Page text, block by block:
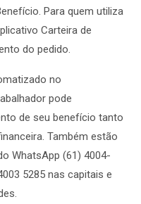
Para quem utiliza
Carteira de
do pedido.
no
pode
de seu benefício tanto
Também estão
WhatsApp (61) 4004-
5285 nas capitais e